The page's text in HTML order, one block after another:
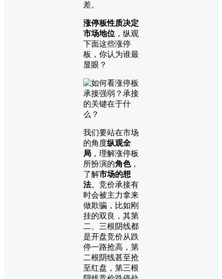
差。
涨停板性质决定
市场地位 ，纵观
下面这些涨停
板，你认为谁最
显眼？
我们要站在市场
的角度纵观全
局 ，理解涨停板
所扮演的角色，
了解市场的想
法。竞价承接有
时会被主力拿来
做欺骗，比如刚
挂的双良，其第
二、三根阴线都
是开盘竞价从跌
停一路抢高，第
二根阴线甚至抢
至红盘，第三根